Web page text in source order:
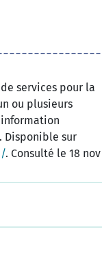
services pour la
ou plusieurs
Disponible sur
. Consulté le 18 nov